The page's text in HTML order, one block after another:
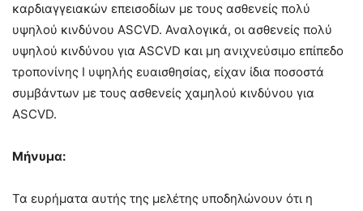
καρδιαγγειακών επεισοδίων με τους ασθενείς πολύ
υψηλού κινδύνου ASCVD. Αναλογικά, οι ασθενείς πολύ
υψηλού κινδύνου για ASCVD και μη ανιχνεύσιμο επίπεδο
τροπονίνης Ι υψηλής ευαισθησίας, είχαν ίδια ποσοστά
συμβάντων με τους ασθενείς χαμηλού κινδύνου για
ASCVD.
Μήνυμα:
Τα ευρήματα αυτής της μελέτης υποδηλώνουν ότι η